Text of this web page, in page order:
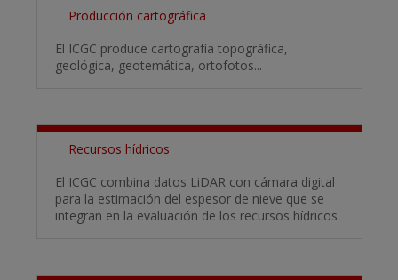
Producción cartográfica
El ICGC produce cartografía topográfica,
geológica, geotemática, ortofotos...
Recursos hídricos
El ICGC combina datos LiDAR con cámara digital
para la estimación del espesor de nieve que se
integran en la evaluación de los recursos hídricos